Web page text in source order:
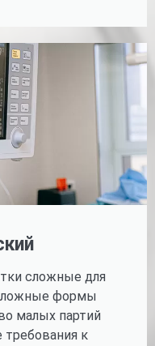
сложные для
формы
малых партий
к